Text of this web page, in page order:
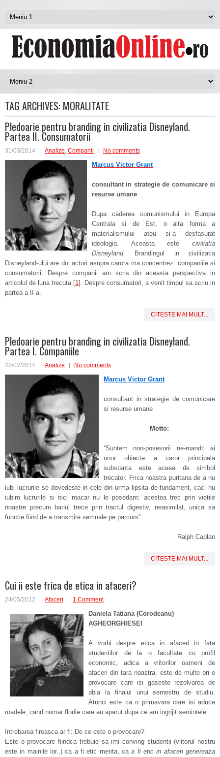
TAG ARCHIVES: MORALITATE
Pledoarie pentru branding in civilizatia Disneyland.
Partea II. Consumatorii
31/03/2014 Analize, Companii No comments
Marcus Victor Grant
consultant in strategie de comunicare si
resurse umane
Dupa caderea comunismului in Europa
Centrala si de Est, o alta forma a
materialismului ateu si-a desfasurat
ideologia. Aceasta este civiliatia
Disneyland. Brandingul in civilizatia
Disneyland-ului are doi actori asupra carora ma concentrez: companiile si
consumatorii. Despre companii am scris din aceasta perspectiva in
articolul de luna trecuta [1]. Despre consumatori, a venit timpul sa scriu in
partea a II-a.
CITESTE MAI MULT...
Pledoarie pentru branding in civilizatia Disneyland.
Partea I. Companiile
28/02/2014 Analize No comments
Marcus Victor Grant
consultant in strategie de comunicare
si resurse umane
Motto:
“Suntem non-posesorii ne-mandri ai
unor obiecte a caror principala
substanta este aceea de simbol
trecator. Frica noastra puritana de a nu
iubi lucrurile se dovedeste in cele din urma lipsita de fundament, caci nu
iubim lucrurile si nici macar nu le posedam: acestea trec prin vietile
noastre precum bariul trece prin tractul digestiv, neasimilat, unica sa
functie fiind de a transmite semnale pe parcurs”
Ralph Caplan
CITESTE MAI MULT...
Cui ii este frica de etica in afaceri?
24/05/2012 Afaceri 1 Comment
Daniela Tatiana (Corodeanu)
AGHEORGHIESEI
A vorbi despre etica in afaceri in fata
studentilor de la o facultate cu profil
economic, adica a viitorilor oameni de
afaceri din tara noastra, este de multe ori o
provocare care isi gaseste rezolvarea de
abia la finalul unui semestru de studiu.
Atunci este ca o primavara care isi aduce
roadele, cand numar florile care au aparut dupa ce am ingrijit semintele.
Intrebarea fireasca ar fi: De ce este o provocare?
Este o provocare fiindca trebuie sa imi conving studentii (viitorul nostru
este in mainile lor..) ca a fi etic merita, caa fi etic in afaceri genereaza